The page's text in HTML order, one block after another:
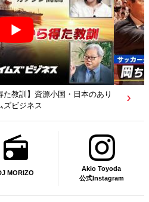
た教訓】資源小国・日本のあり
ズビジネス
MORIZO
Akio Toyoda
公式Instagram